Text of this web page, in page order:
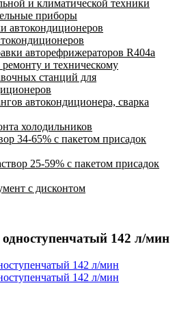
и климатической техники
приборы
автокондиционеров
авторефрижераторов R404a
и техническому
станций для
автокондиционера, сварка
холодильников
34-65% с пакетом присадок
25-59% с пакетом присадок
с дисконтом
142 л/мин